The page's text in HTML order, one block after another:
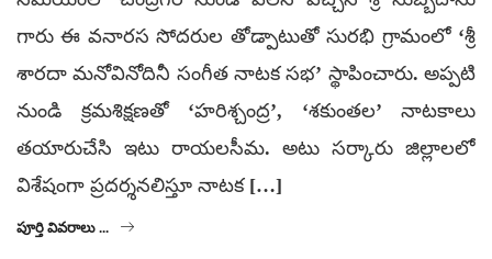
గారు ఈ వనారస సోదరుల తోడ్పాటుతో సురభి గ్రామంలో ‘శ్రీ
శారదా మనోవినోదినీ సంగీత నాటక సభ’ స్థాపించారు. అప్పటి
నుండి క్రమశిక్షణతో ‘హరిశ్చంద్ర’, ‘శకుంతల’ నాటకాలు
తయారుచేసి ఇటు రాయలసీమ. అటు సర్కారు జిల్లాలలో
విశేషంగా ప్రదర్శనలిస్తూ నాటక […]
పూర్తి వివరాలు ...